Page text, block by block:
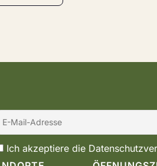
Ich akzeptiere die